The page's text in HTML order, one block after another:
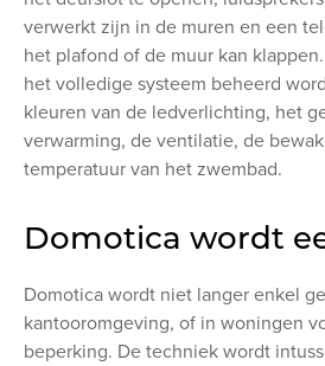
verwerkt zijn in de muren en een
het plafond of de muur kan
het volledige systeem beheerd
kleuren van de ledverlichting, het
verwarming, de ventilatie, de
temperatuur van het zwembad.
Domotica wordt
Domotica wordt niet langer enkel
kantooromgeving, of in woningen
beperking. De techniek wordt